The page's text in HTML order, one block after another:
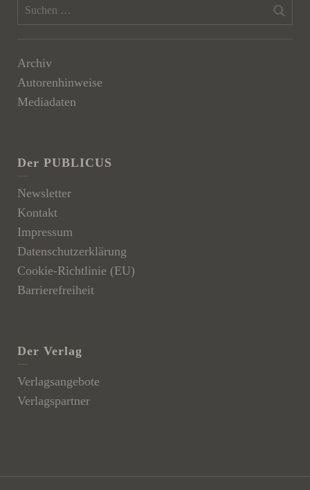
Archiv
Autorenhinweise
Mediadaten
Der PUBLICUS
Newsletter
Kontakt
Impressum
Datenschutzerklärung
Cookie-Richtlinie (EU)
Barrierefreiheit
Der Verlag
Verlagsangebote
Verlagspartner